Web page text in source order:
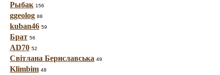
Рыбак 156
ggeolog 88
kuban46 59
Брат 56
AD70 52
Світлана Бериславська 49
Klimbim 48